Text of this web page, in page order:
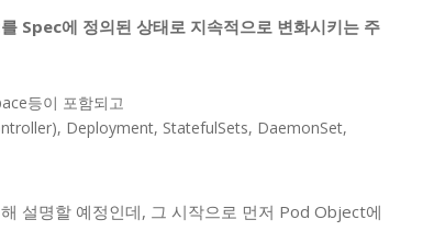
에 정의된 상태로 지속적으로 변화시키는 주
등이 포함되고
Deployment, StatefulSets, DaemonSet,
설명할 예정인데, 그 시작으로 먼저 Pod Object에